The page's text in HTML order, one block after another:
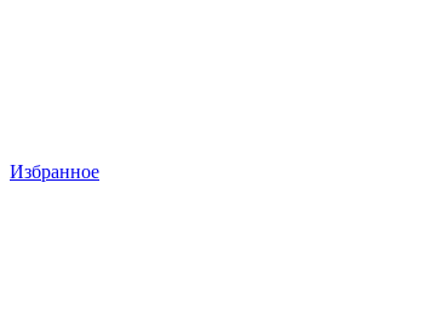
Избранное